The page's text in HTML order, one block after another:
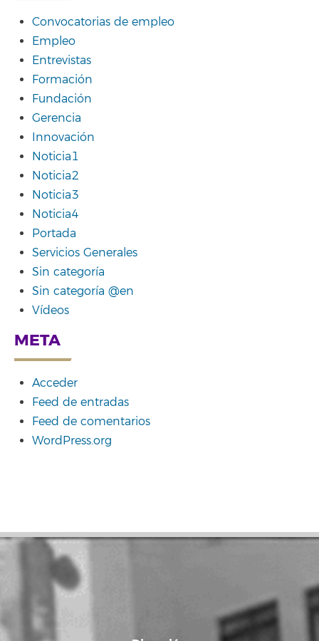
Convocatorias de empleo
Empleo
Entrevistas
Formación
Fundación
Gerencia
Innovación
Noticia1
Noticia2
Noticia3
Noticia4
Portada
Servicios Generales
Sin categoría
Sin categoría @en
Vídeos
META
Acceder
Feed de entradas
Feed de comentarios
WordPress.org